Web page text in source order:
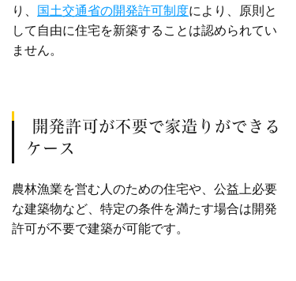
り、
国土交通省の開発許可制度により、原則と
して自由に住宅を新築することは認められてい
ません。
開発許可が不要で家造りができる
ケース
農林漁業を営む人のための住宅や、公益上必要
な建築物など、特定の条件を満たす場合は開発
許可が不要で建築が可能です。